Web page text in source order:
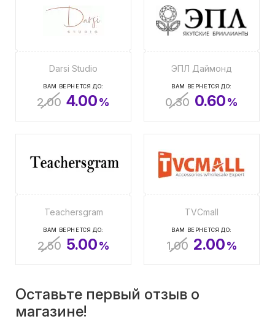
Darsi Studio
ВАМ ВЕРНЕТСЯ ДО:
2.00 4.00%
ЭПЛ Даймонд
ВАМ ВЕРНЕТСЯ ДО:
0.30 0.60%
Teachersgram
ВАМ ВЕРНЕТСЯ ДО:
2.50 5.00%
TVCmall
ВАМ ВЕРНЕТСЯ ДО:
1.00 2.00%
Оставьте первый отзыв о
магазине!